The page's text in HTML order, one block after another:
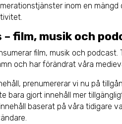
inom en mängd
film, musik och
film, musik och podcast.
och har förändrat våra
prenumererar vi nu på
bara gjort innehåll mer
baserat på våra tidigare